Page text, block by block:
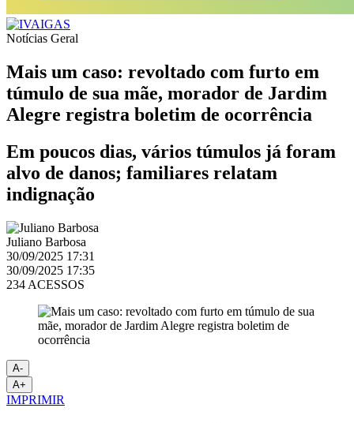
Notícias Geral
Mais um caso: revoltado com furto em
túmulo de sua mãe, morador de Jardim
Alegre registra boletim de ocorrência
Em poucos dias, vários túmulos já foram
alvo de danos; familiares relatam
indignação
Juliano Barbosa
30/09/2025 17:31
30/09/2025 17:35
234 ACESSOS
A-
A+
IMPRIMIR